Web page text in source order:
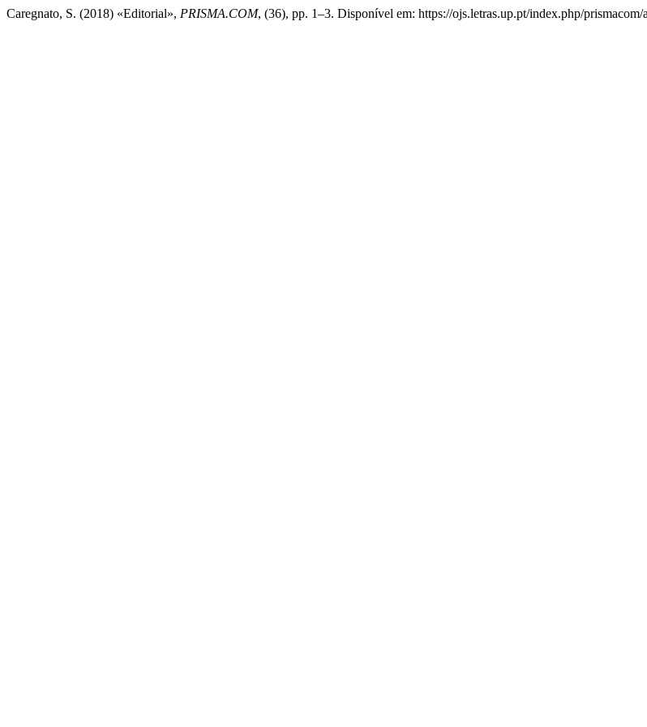
Caregnato, S. (2018) «Editorial», PRISMA.COM, (36), pp. 1–3. Disponível em: https://ojs.letras.up.pt/index.php/